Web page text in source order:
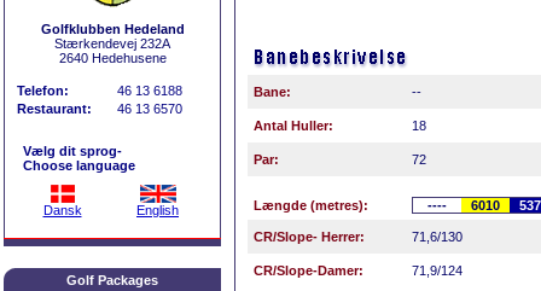
Golfklubben Hedeland
Stærkendevej 232A
2640 Hedehusene
Telefon:
46 13 6188
Restaurant:
46 13 6570
Vælg dit sprog-
Choose language
Dansk English
Golf Packages
Bane: --
Antal Huller: 18
Par: 72
Længde (metres): ---- 6010
CR/Slope- Herrer: 71,6/130
CR/Slope-Damer: 71,9/124